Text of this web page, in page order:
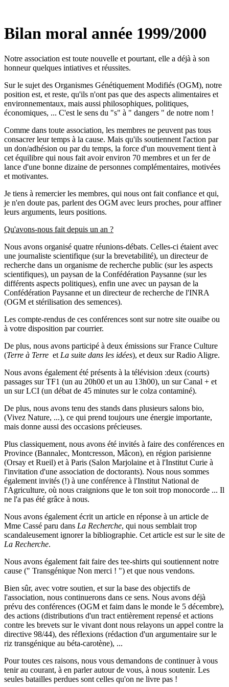
Bilan moral année 1999/2000
Notre association est toute nouvelle et pourtant, elle a déjà à son
honneur quelques intiatives et réussites.
Sur le sujet des Organismes Génétiquement Modifiés (OGM), notre
position est, et reste, qu'ils n'ont pas que des aspects alimentaires et
environnementaux, mais aussi philosophiques, politiques,
économiques, ... C'est le sens du "s" à " dangers " de notre nom !
Comme dans toute association, les membres ne peuvent pas tous
consacrer leur temps à la cause. Mais qu'ils soutiennent l'action par
un don/adhésion ou par du temps, la force d'un mouvement tient à
cet équilibre qui nous fait avoir environ 70 membres et un fer de
lance d'une bonne dizaine de personnes complémentaires, motivées
et motivantes.
Je tiens à remercier les membres, qui nous ont fait confiance et qui,
je n'en doute pas, parlent des OGM avec leurs proches, pour affiner
leurs arguments, leurs positions.
Qu'avons-nous fait depuis un an ?
Nous avons organisé quatre réunions-débats. Celles-ci étaient avec
une journaliste scientifique (sur la brevetabilité), un directeur de
recherche dans un organisme de recherche public (sur les aspects
scientifiques), un paysan de la Confédération Paysanne (sur les
différents aspects politiques), enfin une avec un paysan de la
Confédération Paysanne et un directeur de recherche de l'INRA
(OGM et stérilisation des semences).
Les compte-rendus de ces conférences sont sur notre site ouaibe ou
à votre disposition par courrier.
De plus, nous avons participé à deux émissions sur France Culture
(Terre à Terre et La suite dans les idées), et deux sur Radio Aligre.
Nous avons également été présents à la télévision :deux (courts)
passages sur TF1 (un au 20h00 et un au 13h00), un sur Canal + et
un sur LCI (un débat de 45 minutes sur le colza contaminé).
De plus, nous avons tenu des stands dans plusieurs salons bio,
(Vivez Nature, ...), ce qui prend toujours une énergie importante,
mais donne aussi des occasions précieuses.
Plus classiquement, nous avons été invités à faire des conférences en
Province (Bannalec, Montcresson, Mâcon), en région parisienne
(Orsay et Rueil) et à Paris (Salon Marjolaine et à l'Institut Curie à
l'invitation d'une association de doctorants). Nous nous sommes
également invités (!) à une conférence à l'Institut National de
l'Agriculture, où nous craignions que le ton soit trop monocorde ... Il
ne l'a pas été grâce à nous.
Nous avons également écrit un article en réponse à un article de
Mme Cassé paru dans La Recherche, qui nous semblait trop
scandaleusement ignorer la bibliographie. Cet article est sur le site de
La Recherche.
Nous avons également fait faire des tee-shirts qui soutiennent notre
cause (" Transgénique Non merci ! ") et que nous vendons.
Bien sûr, avec votre soutien, et sur la base des objectifs de
l'association, nous continuerons dans ce sens. Nous avons déjà
prévu des conférences (OGM et faim dans le monde le 5 décembre),
des actions (distributions d'un tract entièrement repensé et actions
contre les brevets sur le vivant dont nous relayons un appel contre la
directive 98/44), des réflexions (rédaction d'un argumentaire sur le
riz transgénique au béta-carotène), ...
Pour toutes ces raisons, nous vous demandons de continuer à vous
tenir au courant, à en parler autour de vous, à nous soutenir. Les
seules batailles perdues sont celles qu'on ne livre pas !